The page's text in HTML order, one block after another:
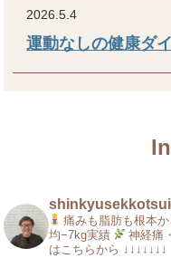
2026.5.4
運動なしの健康ダ
痛みも脂肪も根本
均−7kg実績
神経痛
はこちらから ↓↓↓↓↓↓↓